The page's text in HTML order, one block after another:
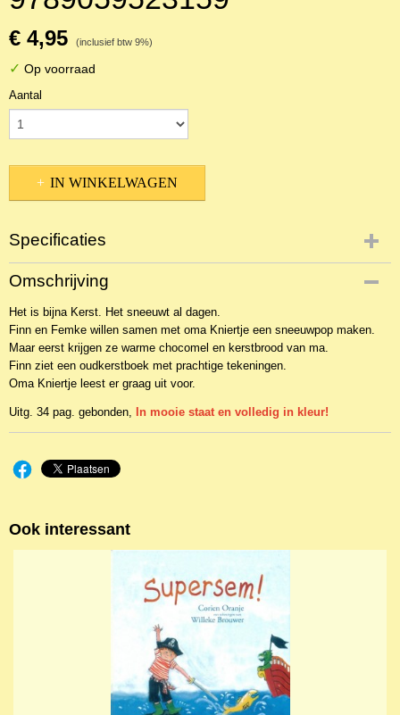
€ 4,95 (inclusief btw 9%)
✓ Op voorraad
Aantal
IN WINKELWAGEN
Specificaties
Productcode
NBKPr-24056
EAN code
9789059523159
Omschrijving
Het is bijna Kerst. Het sneeuwt al dagen.
Finn en Femke willen samen met oma Kniertje een sneeuwpop maken.
Maar eerst krijgen ze warme chocomel en kerstbrood van ma.
Finn ziet een oudkerstboek met prachtige tekeningen.
Oma Kniertje leest er graag uit voor.
Uitg. 34 pag. gebonden, In mooie staat en volledig in kleur!
Ook interessant